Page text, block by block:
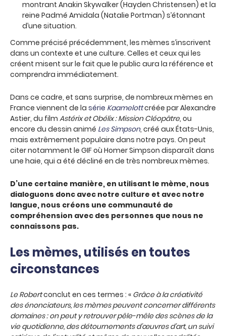
montrant Anakin Skywalker (Hayden Christensen) et la
reine Padmé Amidala (Natalie Portman) s’étonnant
d’une situation.
Comme précisé précédemment, les mèmes s’inscrivent
dans un contexte et une culture. Celles et ceux qui les
créent misent sur le fait que le public aura la référence et
comprendra immédiatement.
Dans ce cadre, et sans surprise, de nombreux mèmes en
France viennent de la série Kaamelottcréée par Alexandre
Astier, du film Astérix et Obélix : Mission Cléopâtre, ou
encore du dessin animé Les Simpson, créé aux États-Unis,
mais extrêmement populaire dans notre pays. On peut
citer notamment le GIF où Homer Simpson disparaît dans
une haie, qui a été décliné en de très nombreux mèmes.
D’une certaine manière, en utilisant le mème, nous
dialoguons donc avec notre culture et avec notre
langue, nous créons une communauté de
compréhension avec des personnes que nous ne
connaissons pas.
Les mèmes, utilisés en toutes
circonstances
Le Robertconclut en ces termes : « Grâce à la créativité
des énonciateurs, les mèmes peuvent concerner différents
domaines : on peut y retrouver pêle-mêle des scènes de la
vie quotidienne, des détournements d’œuvres d’art, un suivi